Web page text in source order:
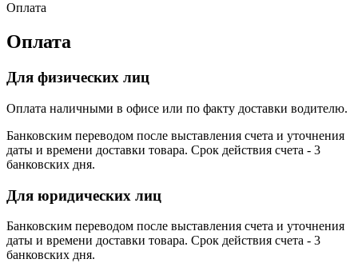
Оплата
Оплата
Для физических лиц
Оплата наличными в офисе или по факту доставки водителю.
Банковским переводом после выставления счета и уточнения
даты и времени доставки товара. Срок действия счета - 3
банковских дня.
Для юридических лиц
Банковским переводом после выставления счета и уточнения
даты и времени доставки товара. Срок действия счета - 3
банковских дня.